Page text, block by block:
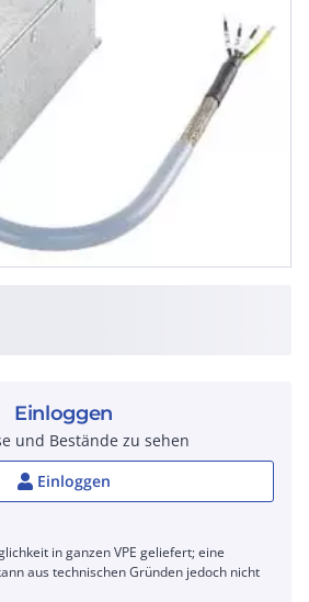
Einloggen
und Bestände zu sehen
Einloggen
in ganzen VPE geliefert; eine
aus technischen Gründen jedoch nicht